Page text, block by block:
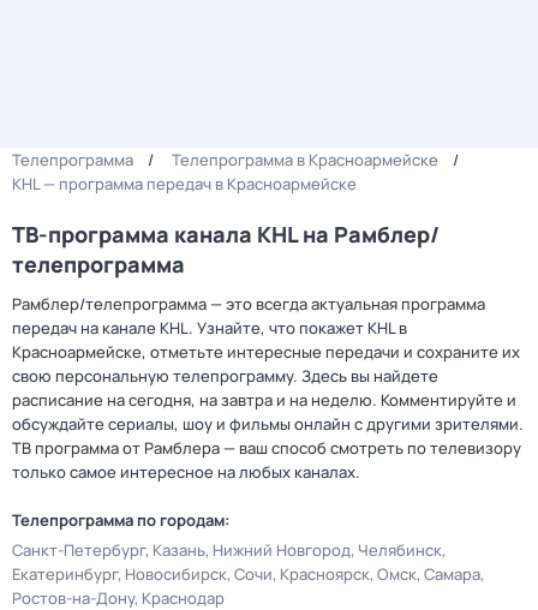
Телепрограмма
Телепрограмма в Красноармейске
KHL — программа передач в Красноармейске
ТВ-программа канала KHL на Рамблер/
телепрограмма
Рамблер/телепрограмма — это всегда актуальная программа
передач на канале KHL. Узнайте, что покажет KHL в
Красноармейске, отметьте интересные передачи и сохраните их
свою персональную телепрограмму. Здесь вы найдете
расписание на сегодня, на завтра и на неделю. Комментируйте и
обсуждайте сериалы, шоу и фильмы онлайн с другими зрителями.
ТВ программа от Рамблера — ваш способ смотреть по телевизору
только самое интересное на любых каналах.
Телепрограмма по городам:
Санкт-Петербург Казань Нижний Новгород Челябинск
Екатеринбург Новосибирск Сочи Красноярск Омск Самара
Ростов-на-Дону Краснодар